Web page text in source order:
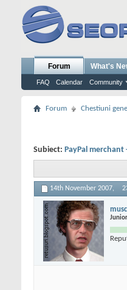
Forum
FAQ Calendar Community
What's
Forum Chestiuni
Subiect: PayPal
14th November 2007,